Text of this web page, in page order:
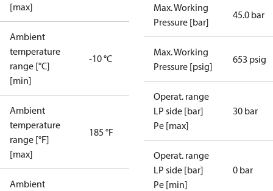
[max]
Ambient
temperature
range [°C]
[min]
-10 °C
Ambient
temperature
range [°F]
[max]
185 °F
Ambient
Max. Working
Pressure [bar]
45.0 bar
Max. Working
Pressure [psig]
653 psig
Operat. range
LP side [bar]
Pe [max]
30 bar
Operat. range
LP side [bar]
Pe [min]
0 bar